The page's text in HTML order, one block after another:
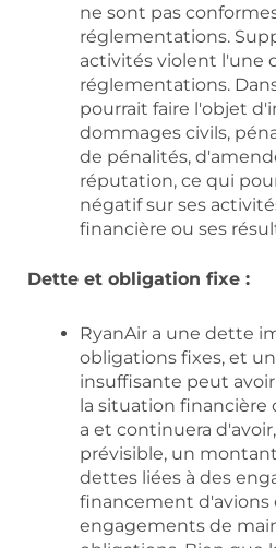
ne sont pas
réglementations.
activités violent l'une
réglementations.
pourrait faire l'objet
dommages civils,
de pénalités,
réputation, ce qui
négatif sur ses
financière ou ses
Dette et obligation fixe :
RyanAir a une dette
obligations fixes, et
insuffisante peut
la situation financière
a et continuera
prévisible, un
dettes liées à des
financement d'avions
engagements de